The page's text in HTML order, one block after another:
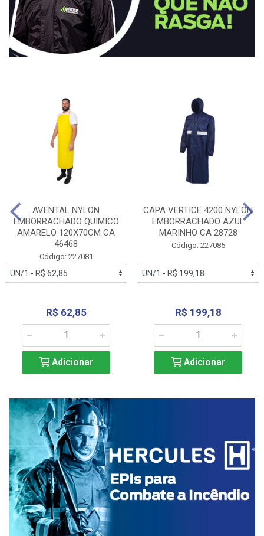
AVENTAL NYLON
EMBORRACHADO QUIMICO
AMARELO 120X70CM CA
46468
Código: 227081
R$ 62,85
Adicionar
CAPA VERTICE 4200 NYLON
EMBORRACHADO AZUL
MARINHO CA 28728
Código: 227085
R$ 199,18
Adicionar